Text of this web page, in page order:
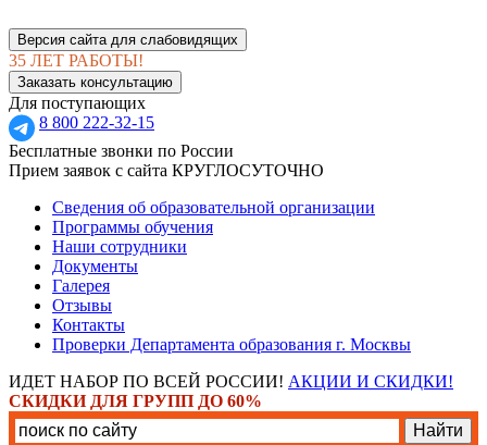
Версия сайта для слабовидящих
35 ЛЕТ РАБОТЫ!
Заказать консультацию
Для поступающих
8 800 222-32-15
Бесплатные звонки по России
Прием заявок с сайта КРУГЛОСУТОЧНО
Сведения об образовательной организации
Программы обучения
Наши сотрудники
Документы
Галерея
Отзывы
Контакты
Проверки Департамента образования г. Москвы
ИДЕТ НАБОР ПО ВСЕЙ РОССИИ! АКЦИИ И СКИДКИ!
СКИДКИ ДЛЯ ГРУПП ДО 60%